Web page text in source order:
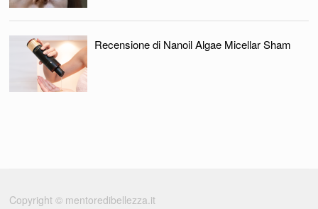
Recensione di Nanoil Algae Micellar Sham
Copyright © mentoredibellezza.it